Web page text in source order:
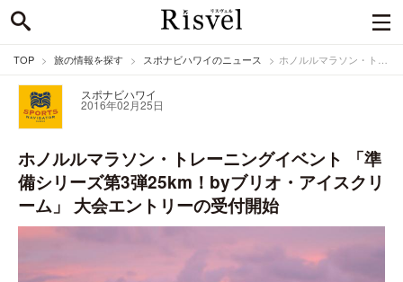
TOP 旅の情報を探す スポナビハワイのニュース ホノルルマラソン・トレーニングイベント 「準備シリーズ第3弾25km！byブリオ・アイスクリーム」 大会エントリーの受付開始
スポナビハワイ
2016年02月25日
ホノルルマラソン・トレーニングイベント 「準
備シリーズ第3弾25km！byブリオ・アイスクリ
ーム」 大会エントリーの受付開始